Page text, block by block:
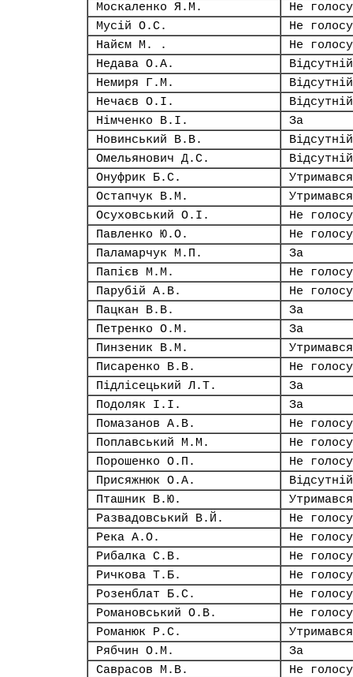
Москаленко Я.М.
Не
Мусій О.С.
Не
Найєм М. .
Не
Недава О.А.
Відсутній
Немиря Г.М.
Відсутній
Нечаєв О.І.
Відсутній
Німченко В.І.
За
Новинський В.В.
Відсутній
Омельянович Д.С.
Відсутній
Онуфрик Б.С.
Утримався
Остапчук В.М.
Утримався
Осуховський О.І.
Не
Павленко Ю.О.
Не
Паламарчук М.П.
За
Папієв М.М.
Не
Парубій А.В.
Не
Пацкан В.В.
За
Петренко О.М.
За
Пинзеник В.М.
Утримався
Писаренко В.В.
Не
Підлісецький Л.Т.
За
Подоляк І.І.
За
Помазанов А.В.
Не
Поплавський М.М.
Не
Порошенко О.П.
Не
Присяжнюк О.А.
Відсутній
Пташник В.Ю.
Утримався
Развадовський В.Й.
Не
Река А.О.
Не
Рибалка С.В.
Не
Ричкова Т.Б.
Не
Розенблат Б.С.
Не
Романовський О.В.
Не
Романюк Р.С.
Утримався
Рябчин О.М.
За
Саврасов М.В.
Не